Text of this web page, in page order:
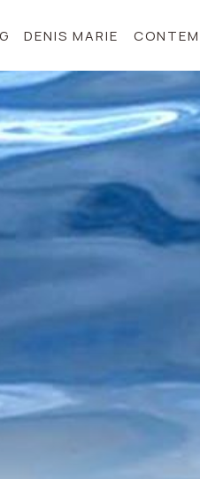
DENIS MARIE